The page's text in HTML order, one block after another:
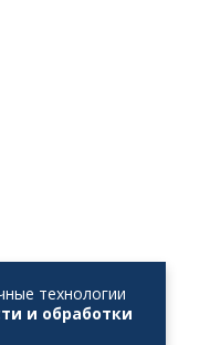
технологии
и обработки